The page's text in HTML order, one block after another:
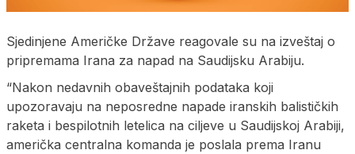
Sjedinjene Američke Države reagovale su na izveštaj o
pripremama Irana za napad na Saudijsku Arabiju.
“Nakon nedavnih obaveštajnih podataka koji
upozoravaju na neposredne napade iranskih balističkih
raketa i bespilotnih letelica na ciljeve u Saudijskoj Arabiji,
američka centralna komanda je poslala prema Iranu